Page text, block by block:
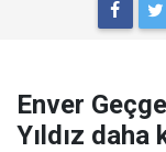
Enver
Yıldız daha